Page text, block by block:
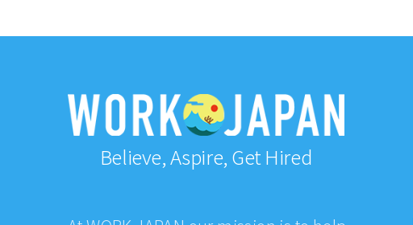
Believe, Aspire, Get Hired